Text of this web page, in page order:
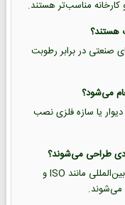
صنعتی در برابر رطوبت
دیوار یا سازه فلزی نصب
بیشتر علائم ایمنی بر اساس استانداردهای بین‌المللی مانند ISO و